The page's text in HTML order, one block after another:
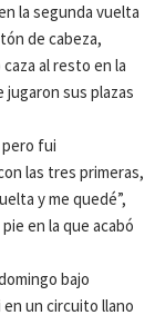
la segunda vuelta
de cabeza,
al resto en la
sus plazas
pero fui
las tres primeras,
y me quedé”,
en la que acabó
bajo
en un circuito llano